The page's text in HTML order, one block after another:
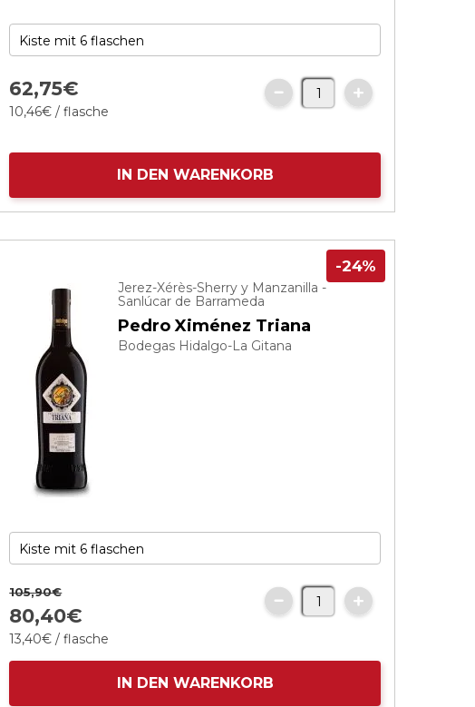
62,75€
10,46€ / flasche
IN DEN WARENKORB
Jerez-Xérès-Sherry y Manzanilla -
Sanlúcar de Barrameda
Pedro Ximénez Triana
Bodegas Hidalgo-La Gitana
-24%
105,90€
80,40€
13,40€ / flasche
IN DEN WARENKORB